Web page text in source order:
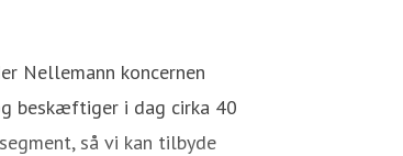
Nellemann koncernen
beskæftiger i dag cirka 40
så vi kan tilbyde